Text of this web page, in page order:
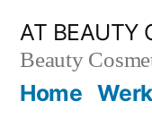
naar
AT BEAUTY
Beauty
Home